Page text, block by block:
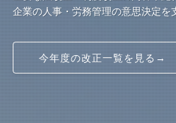
企業の人事・労務管理の意思決定を
今年度の改正一覧を見る→